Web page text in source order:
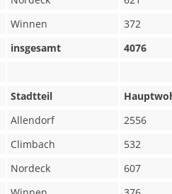
Winnen
372
insgesamt
4076
Stadtteil
Allendorf
2556
Climbach
532
Nordeck
607